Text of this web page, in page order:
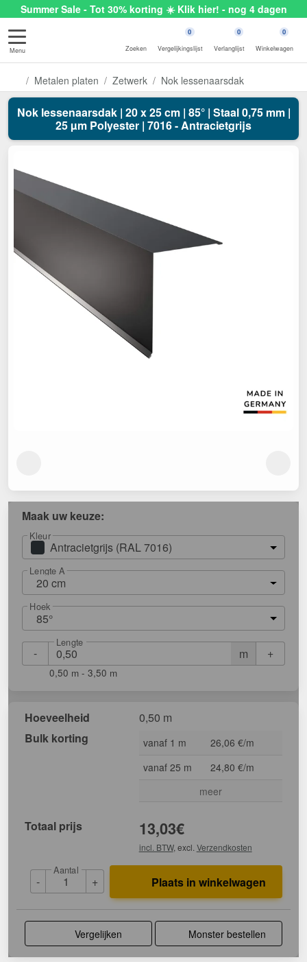
Summer Sale - Tot 30% korting ☀️ Klik hier! - nog 4 dagen
Menu Zoeken
0
Vergelijkingslijst
0
Verlanglijst
0
Winkelwagen
Metalen platen Zetwerk Nok lessenaarsdak
Nok lessenaarsdak | 20 x 25 cm | 85° | Staal 0,75 mm |
25 µm Polyester | 7016 - Antracietgrijs
Maak uw keuze:
Kleur
Antracietgrijs (RAL 7016)
Lengte A
20 cm
Hoek
85°
- m
Lengte
+
0,50 m - 3,50 m
Hoeveelheid
0,50 m
Bulk korting
vanaf 1 m
26,06 €/m
vanaf 25 m
24,80 €/m
meer
Totaal prijs 13,03€
incl. BTW, excl. Verzendkosten
-
Aantal
+ Plaats in winkelwagen
Vergelijken Monster bestellen